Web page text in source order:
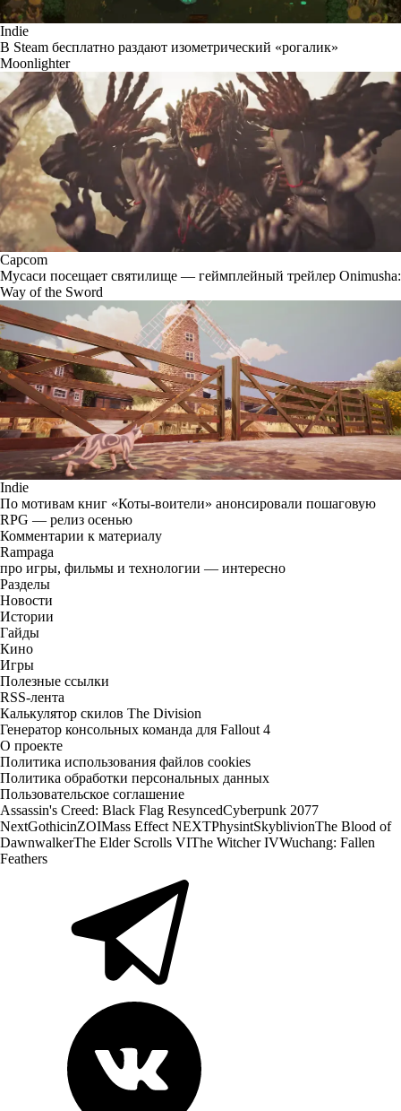
Indie
В Steam бесплатно раздают изометрический «рогалик»
Moonlighter
Capcom
Мусаси посещает святилище — геймплейный трейлер Onimusha:
Way of the Sword
Indie
По мотивам книг «Коты-воители» анонсировали пошаговую
RPG — релиз осенью
Комментарии к материалу
Rampaga
про игры, фильмы и технологии — интересно
Разделы
Новости
Истории
Гайды
Кино
Игры
Полезные ссылки
RSS-лента
Калькулятор скилов The Division
Генератор консольных команда для Fallout 4
О проекте
Политика использования файлов cookies
Политика обработки персональных данных
Пользовательское соглашение
Assassin's Creed: Black Flag ResyncedCyberpunk 2077
NextGothicinZOIMass Effect NEXTPhysintSkyblivionThe Blood of
DawnwalkerThe Elder Scrolls VIThe Witcher IVWuchang: Fallen
Feathers